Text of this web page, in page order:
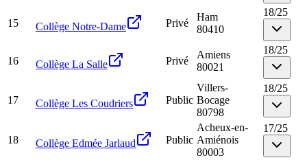
15 Collège Notre-Dame Privé
Ham
80410
18/25
16 Collège La Salle Privé
Amiens
80021
18/25
17 Collège Les Coudriers Public
Villers-
Bocage
80798
18/25
18 Collège Edmée Jarlaud Public
Acheux-en-
Amiénois
80003
17/25